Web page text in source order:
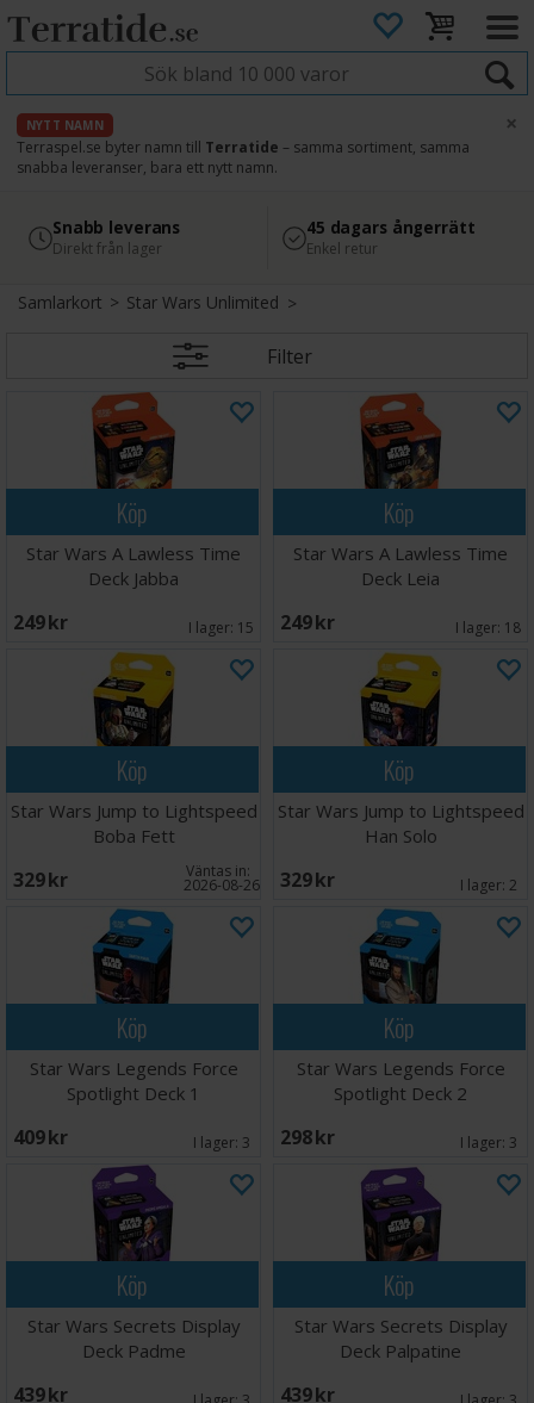
NYTT NAMN
Terraspel.se byter namn till Terratide – samma sortiment, samma
snabba leveranser, bara ett nytt namn.
×
4.8
Läs omdömen på Google
Säker betalning
med Svea
Snabb leverans
Direkt från lager
45 dagars ångerrätt
Enkel retur
Samlarkort>Star Wars Unlimited
Filter
Köp
Star Wars A Lawless Time
Deck Jabba
249 SEK I lager: 15
Köp
Star Wars A Lawless Time
Deck Leia
249 SEK I lager: 18
Köp
Star Wars Jump to Lightspeed
Boba Fett
329 SEK Väntas in:
2026-08-26
Köp
Star Wars Jump to Lightspeed
Han Solo
329 SEK I lager: 2
Köp
Star Wars Legends Force
Spotlight Deck 1
409 SEK I lager: 3
Köp
Star Wars Legends Force
Spotlight Deck 2
298 SEK I lager: 3
Köp
Star Wars Secrets Display
Deck Padme
439 SEK
Köp
Star Wars Secrets Display
Deck Palpatine
439 SEK